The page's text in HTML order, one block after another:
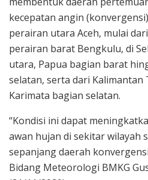
kecepatan angin
perairan utara Aceh, mulai
perairan barat Bengkulu, di
utara, Papua bagian barat
selatan, serta dari Kalimantan
Karimata bagian selatan.
“Kondisi ini dapat
awan hujan di sekitar wilayah
sepanjang daerah
Bidang Meteorologi BMKG